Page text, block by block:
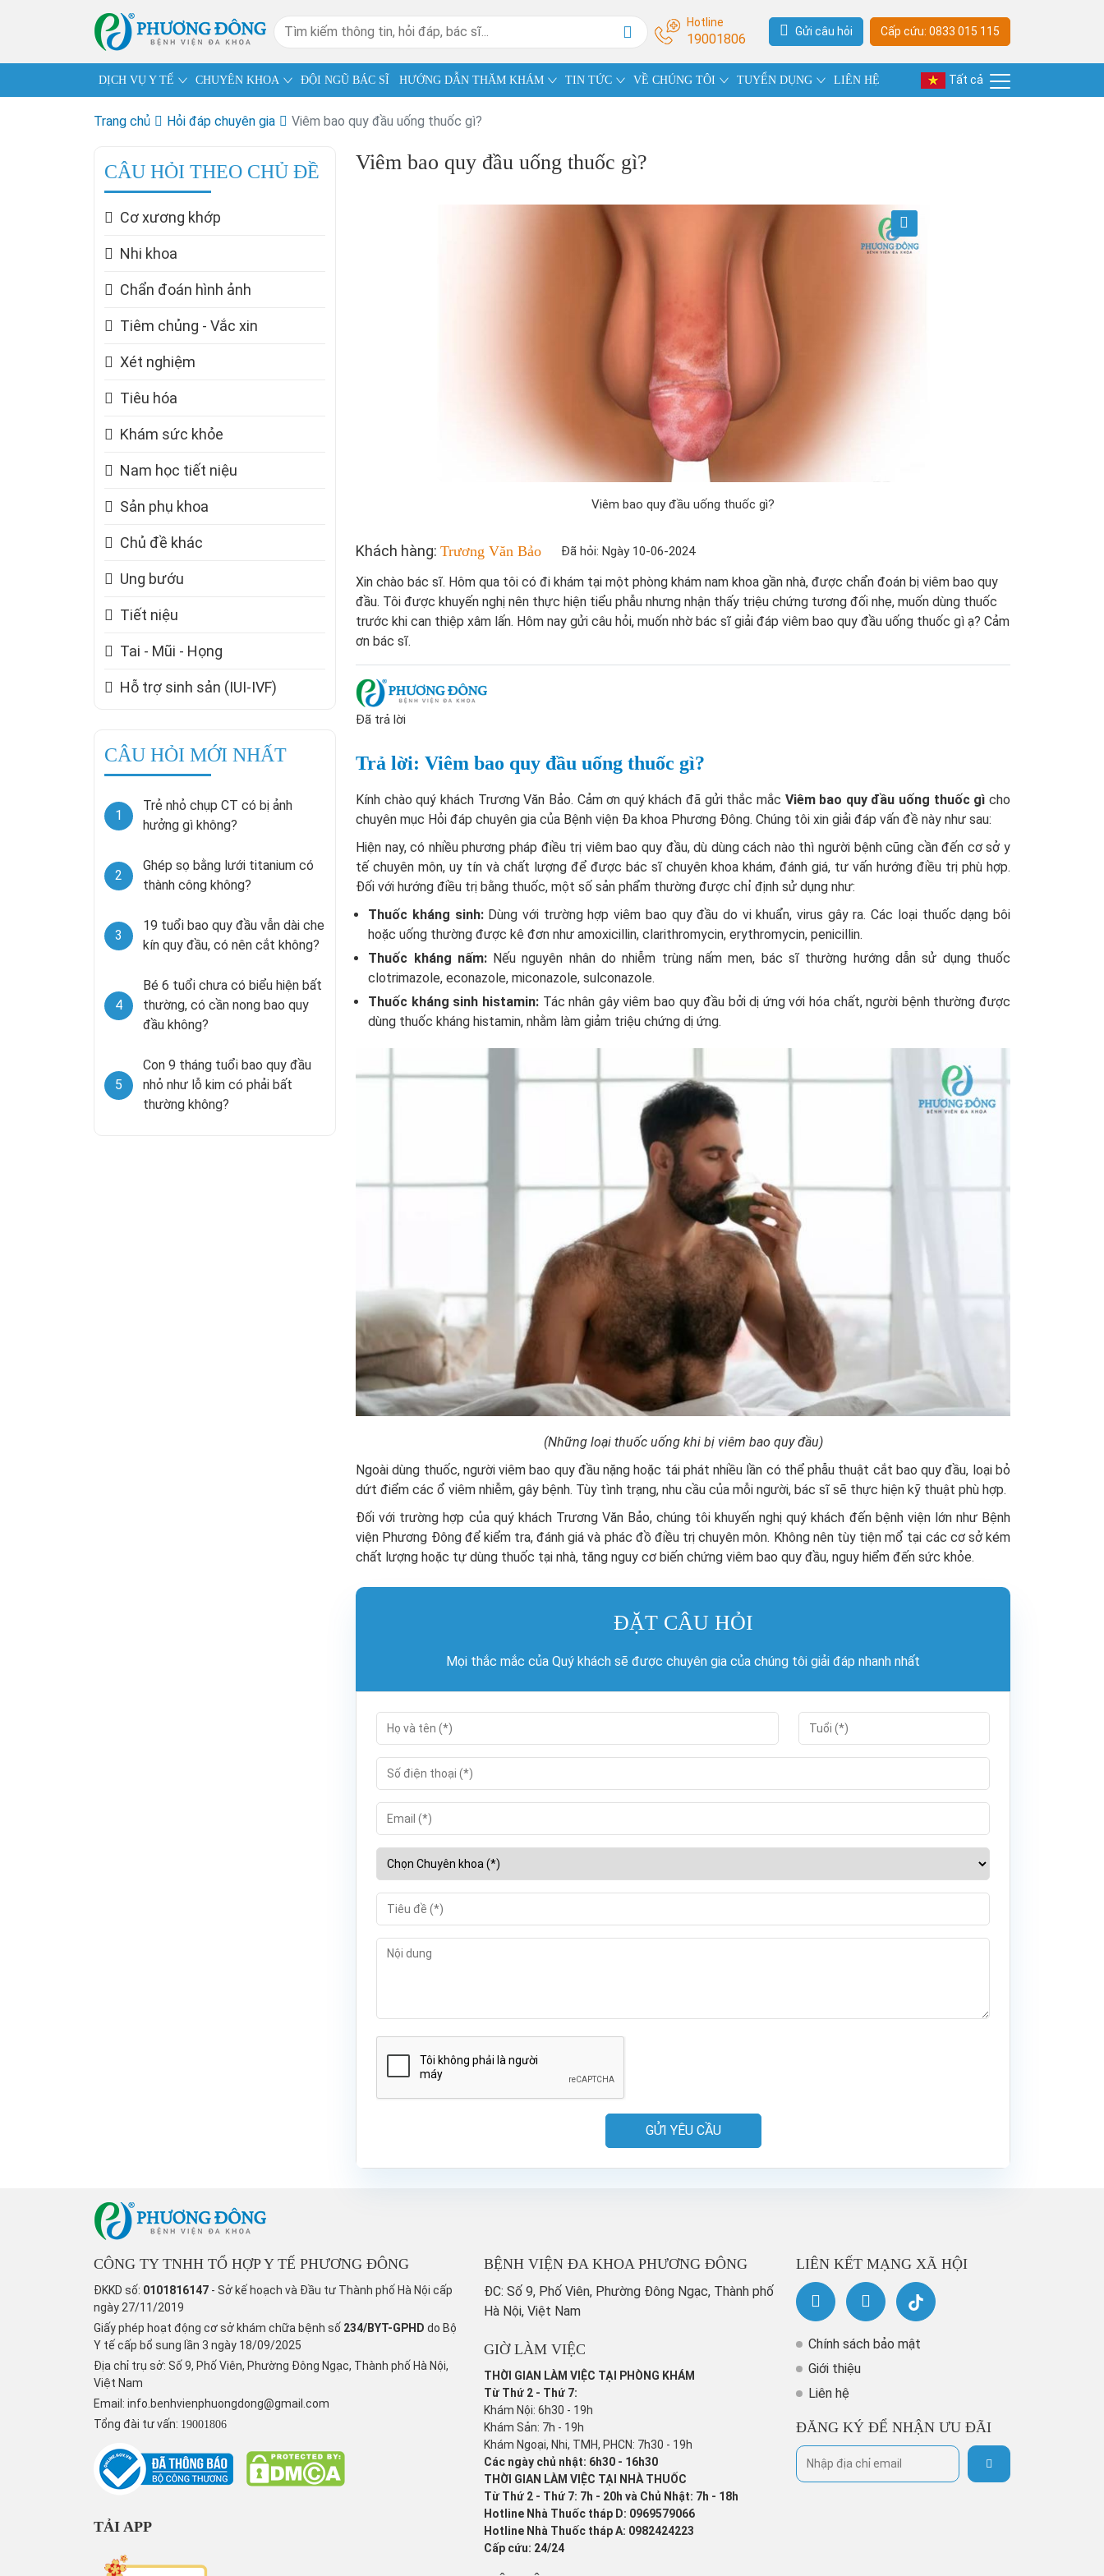
Hotline
19001806 Gửi câu hỏi Cấp cứu: 0833 015 115
DỊCH VỤ Y TẾ CHUYÊN KHOA ĐỘI NGŨ BÁC SĨ HƯỚNG DẪN THĂM KHÁM TIN TỨC VỀ CHÚNG TÔI TUYỂN DỤNG LIÊN HỆ Tất cả
Trang chủ Hỏi đáp chuyên gia Viêm bao quy đầu uống thuốc gì?
Viêm bao quy đầu uống thuốc gì?
Viêm bao quy đầu uống thuốc gì?
Khách hàng: Trương Văn Bảo Đã hỏi: Ngày 10-06-2024
Xin chào bác sĩ. Hôm qua tôi có đi khám tại một phòng khám nam khoa gần nhà, được chẩn đoán bị viêm bao quy
đầu. Tôi được khuyến nghị nên thực hiện tiểu phẫu nhưng nhận thấy triệu chứng tương đối nhẹ, muốn dùng thuốc
trước khi can thiệp xâm lấn. Hôm nay gửi câu hỏi, muốn nhờ bác sĩ giải đáp viêm bao quy đầu uống thuốc gì ạ? Cảm
ơn bác sĩ.
Đã trả lời
Trả lời: Viêm bao quy đầu uống thuốc gì?
Kính chào quý khách Trương Văn Bảo. Cảm ơn quý khách đã gửi thắc mắc Viêm bao quy đầu uống thuốc gì cho
chuyên mục Hỏi đáp chuyên gia của Bệnh viện Đa khoa Phương Đông. Chúng tôi xin giải đáp vấn đề này như sau:
Hiện nay, có nhiều phương pháp điều trị viêm bao quy đầu, dù dùng cách nào thì người bệnh cũng cần đến cơ sở y
tế chuyên môn, uy tín và chất lượng để được bác sĩ chuyên khoa khám, đánh giá, tư vấn hướng điều trị phù hợp.
Đối với hướng điều trị bằng thuốc, một số sản phẩm thường được chỉ định sử dụng như:
Thuốc kháng sinh:Dùng với trường hợp viêm bao quy đầu do vi khuẩn, virus gây ra. Các loại thuốc dạng bôi
hoặc uống thường được kê đơn như amoxicillin, clarithromycin, erythromycin, penicillin.
Thuốc kháng nấm:Nếu nguyên nhân do nhiễm trùng nấm men, bác sĩ thường hướng dẫn sử dụng thuốc
clotrimazole, econazole, miconazole, sulconazole.
Thuốc kháng sinh histamin:Tác nhân gây viêm bao quy đầu bởi dị ứng với hóa chất, người bệnh thường được
dùng thuốc kháng histamin, nhằm làm giảm triệu chứng dị ứng.
(Những loại thuốc uống khi bị viêm bao quy đầu)
Ngoài dùng thuốc, người viêm bao quy đầu nặng hoặc tái phát nhiều lần có thể phẫu thuật cắt bao quy đầu, loại bỏ
dứt điểm các ổ viêm nhiễm, gây bệnh. Tùy tình trạng, nhu cầu của mỗi người, bác sĩ sẽ thực hiện kỹ thuật phù hợp.
Đối với trường hợp của quý khách Trương Văn Bảo, chúng tôi khuyến nghị quý khách đến bệnh viện lớn như Bệnh
viện Phương Đông để kiểm tra, đánh giá và phác đồ điều trị chuyên môn. Không nên tùy tiện mổ tại các cơ sở kém
chất lượng hoặc tự dùng thuốc tại nhà, tăng nguy cơ biến chứng viêm bao quy đầu, nguy hiểm đến sức khỏe.
ĐẶT CÂU HỎI
Mọi thắc mắc của Quý khách sẽ được chuyên gia của chúng tôi giải đáp nhanh nhất
GỬI YÊU CẦU
CÂU HỎI THEO CHỦ ĐỀ
Cơ xương khớp
Nhi khoa
Chẩn đoán hình ảnh
Tiêm chủng - Vắc xin
Xét nghiệm
Tiêu hóa
Khám sức khỏe
Nam học tiết niệu
Sản phụ khoa
Chủ đề khác
Ung bướu
Tiết niệu
Tai - Mũi - Họng
Hỗ trợ sinh sản (IUI-IVF)
CÂU HỎI MỚI NHẤT
1
Trẻ nhỏ chụp CT có bị ảnh
hưởng gì không?
2
Ghép sọ bằng lưới titanium có
thành công không?
3
19 tuổi bao quy đầu vẫn dài che
kín quy đầu, có nên cắt không?
4
Bé 6 tuổi chưa có biểu hiện bất
thường, có cần nong bao quy
đầu không?
5
Con 9 tháng tuổi bao quy đầu
nhỏ như lỗ kim có phải bất
thường không?
CÔNG TY TNHH TỔ HỢP Y TẾ PHƯƠNG ĐÔNG
ĐKKD số: 0101816147 - Sở kế hoạch và Đầu tư Thành phố Hà Nội cấp
ngày 27/11/2019
Giấy phép hoạt động cơ sở khám chữa bệnh số 234/BYT-GPHD do Bộ
Y tế cấp bổ sung lần 3 ngày 18/09/2025
Địa chỉ trụ sở: Số 9, Phố Viên, Phường Đông Ngạc, Thành phố Hà Nội,
Việt Nam
Email: info.benhvienphuongdong@gmail.com
Tổng đài tư vấn: 19001806
TẢI APP
BỆNH VIỆN ĐA KHOA PHƯƠNG ĐÔNG
ĐC: Số 9, Phố Viên, Phường Đông Ngạc, Thành phố
Hà Nội, Việt Nam
GIỜ LÀM VIỆC
THỜI GIAN LÀM VIỆC TẠI PHÒNG KHÁM
Từ Thứ 2 - Thứ 7:
Khám Nội: 6h30 - 19h
Khám Sản: 7h - 19h
Khám Ngoại, Nhi, TMH, PHCN: 7h30 - 19h
Các ngày chủ nhật: 6h30 - 16h30
THỜI GIAN LÀM VIỆC TẠI NHÀ THUỐC
Từ Thứ 2 - Thứ 7: 7h - 20h và Chủ Nhật: 7h - 18h
Hotline Nhà Thuốc tháp D: 0969579066
Hotline Nhà Thuốc tháp A: 0982424223
Cấp cứu: 24/24
LIÊN KẾT MẠNG XÃ HỘI
Chính sách bảo mật
Giới thiệu
Liên hệ
ĐĂNG KÝ ĐỂ NHẬN ƯU ĐÃI